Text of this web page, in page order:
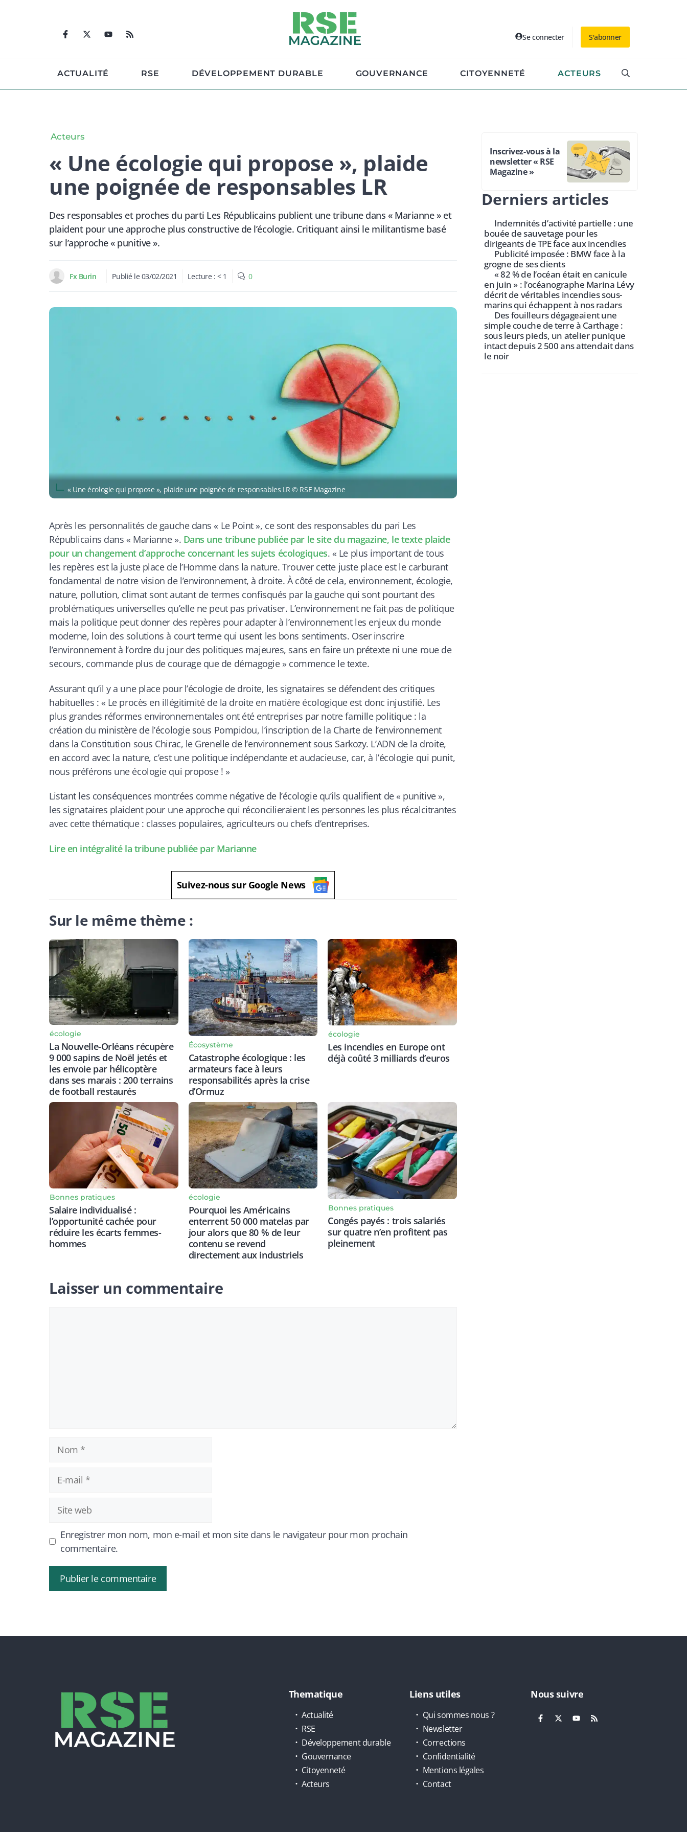
Se connecter S'abonner
ACTUALITÉ RSE DÉVELOPPEMENT DURABLE GOUVERNANCE CITOYENNETÉ ACTEURS
Acteurs
« Une écologie qui propose », plaide
une poignée de responsables LR
Des responsables et proches du parti Les Républicains publient une tribune dans « Marianne » et
plaident pour une approche plus constructive de l’écologie. Critiquant ainsi le militantisme basé
sur l’approche « punitive ».
Fx Burin Publié le03/02/2021 Lecture : < 1 0
« Une écologie qui propose », plaide une poignée de responsables LR © RSE Magazine
Après les personnalités de gauche dans « Le Point », ce sont des responsables du pari Les
Républicains dans « Marianne ». Dans une tribune publiée par le site du magazine, le texte plaide
pour un changement d’approche concernant les sujets écologiques. « Le plus important de tous
les repères est la juste place de l’Homme dans la nature. Trouver cette juste place est le carburant
fondamental de notre vision de l’environnement, à droite. À côté de cela, environnement, écologie,
nature, pollution, climat sont autant de termes confisqués par la gauche qui sont pourtant des
problématiques universelles qu’elle ne peut pas privatiser. L’environnement ne fait pas de politique
mais la politique peut donner des repères pour adapter à l’environnement les enjeux du monde
moderne, loin des solutions à court terme qui usent les bons sentiments. Oser inscrire
l’environnement à l’ordre du jour des politiques majeures, sans en faire un prétexte ni une roue de
secours, commande plus de courage que de démagogie» commence le texte.
Assurant qu’il y a une place pour l’écologie de droite, les signataires se défendent des critiques
habituelles : « Le procès en illégitimité de la droite en matière écologique est donc injustifié. Les
plus grandes réformes environnementales ont été entreprises par notre famille politique : la
création du ministère de l’écologie sous Pompidou, l’inscription de la Charte de l’environnement
dans la Constitution sous Chirac, le Grenelle de l’environnement sous Sarkozy. L’ADN de la droite,
en accord avec la nature, c’est une politique indépendante et audacieuse, car, à l’écologie qui punit,
nous préférons une écologie qui propose ! »
Listant les conséquences montrées comme négative de l’écologie qu’ils qualifient de « punitive »,
les signataires plaident pour une approche qui réconcilieraient les personnes les plus récalcitrantes
avec cette thématique : classes populaires, agriculteurs ou chefs d’entreprises.
Lire en intégralité la tribune publiée par Marianne
Suivez-nous sur Google News
Sur le même thème :
écologie
La Nouvelle-Orléans récupère
9 000 sapins de Noël jetés et
les envoie par hélicoptère
dans ses marais : 200 terrains
de football restaurés
Écosystème
Catastrophe écologique : les
armateurs face à leurs
responsabilités après la crise
d’Ormuz
écologie
Les incendies en Europe ont
déjà coûté 3 milliards d’euros
Bonnes pratiques
Salaire individualisé :
l’opportunité cachée pour
réduire les écarts femmes-
hommes
écologie
Pourquoi les Américains
enterrent 50 000 matelas par
jour alors que 80 % de leur
contenu se revend
directement aux industriels
Bonnes pratiques
Congés payés : trois salariés
sur quatre n’en profitent pas
pleinement
Laisser un commentaire
Nom
mail
Site
web
Enregistrer mon nom, mon e-mail et mon site dans le navigateur pour mon prochain
commentaire.
Inscrivez-vous à la
newsletter « RSE
Magazine »
Derniers articles
Indemnités d’activité partielle : une
bouée de sauvetage pour les
dirigeants de TPE face aux incendies
Publicité imposée : BMW face à la
grogne de ses clients
« 82 % de l’océan était en canicule
en juin » : l’océanographe Marina Lévy
décrit de véritables incendies sous-
marins qui échappent à nos radars
Des fouilleurs dégageaient une
simple couche de terre à Carthage :
sous leurs pieds, un atelier punique
intact depuis 2 500 ans attendait dans
le noir
Thematique
Actualité
RSE
Développement durable
Gouvernance
Citoyenneté
Acteurs
Liens utiles
Qui sommes nous ?
Newsletter
Corrections
Confidentialité
Mentions légales
Contact
Nous suivre